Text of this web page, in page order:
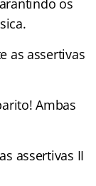
os
as assertivas
Ambas
assertivas II